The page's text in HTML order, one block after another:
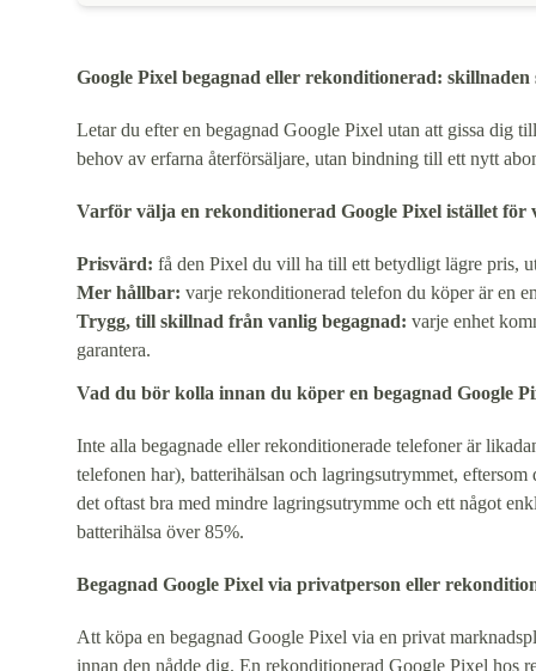
Google Pixel begagnad eller rekonditionerad:
Letar du efter en begagnad Google Pixel utan att gissa dig
behov av erfarna återförsäljare, utan bindning till ett nytt
Varför välja en rekonditionerad Google Pixel istället för
Prisvärd: få den Pixel du vill ha till ett betydligt lägre pris,
Mer hållbar: varje rekonditionerad telefon du köper är en
Trygg, till skillnad från vanlig begagnad: varje enhet
garantera.
Vad du bör kolla innan du köper en begagnad Google
Inte alla begagnade eller rekonditionerade telefoner är
telefonen har), batterihälsan och lagringsutrymmet,
det oftast bra med mindre lagringsutrymme och ett något
batterihälsa över 85%.
Begagnad Google Pixel via privatperson eller
Att köpa en begagnad Google Pixel via en privat
innan den nådde dig. En rekonditionerad Google Pixel hos